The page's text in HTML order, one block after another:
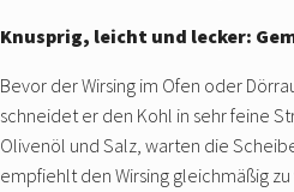
Knusprig, leicht und lecker:
Bevor der Wirsing im Ofen oder
schneidet er den Kohl in sehr feine
Olivenöl und Salz, warten die
empfiehlt den Wirsing gleichmäßig zu